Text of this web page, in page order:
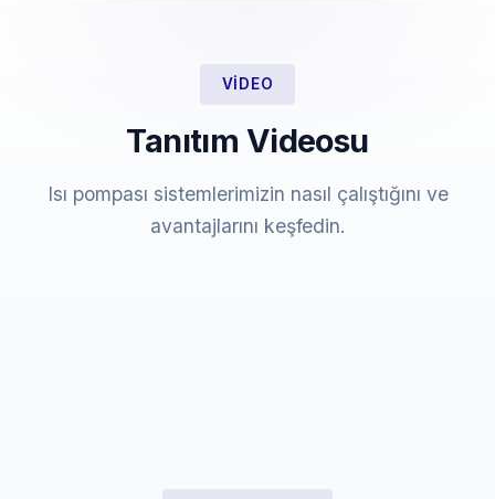
VIDEO
Tanıtım Videosu
Isı pompası sistemlerimizin nasıl çalıştığını ve
avantajlarını keşfedin.